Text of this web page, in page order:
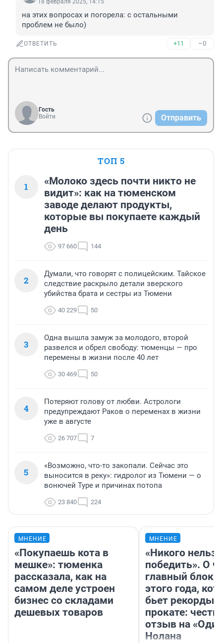
18 февраля 2025, 14:15
на этих вопросах и погорела: с остальными
проблем не было)
ОТВЕТИТЬ +11 –0
Гость
Войти
Отправить
ТОП 5
1
«Молоко здесь почти никто не
видит»: как на тюменском
заводе делают продукты,
которые вы покупаете каждый
день
97 660 144
2
Думали, что говорят с полицейским. Тайское
следствие раскрыло детали зверского
убийства брата и сестры из Тюмени
40 229 50
3
Одна вышла замуж за молодого, второй
развелся и обрел свободу: тюменцы — про
перемены в жизни после 40 лет
30 469 50
4
Потеряют голову от любви. Астрологи
предупреждают Раков о переменах в жизни
уже в августе
26 707 7
5
«Возможно, что-то закопали. Сейчас это
выносится в реку»: гидролог из Тюмени — о
вонючей Туре и причинах потопа
23 840 224
МНЕНИЕ
«Покупаешь кота в
мешке»: тюменка
рассказала, как на
самом деле устроен
бизнес со складами
дешевых товаров
МНЕНИЕ
«Никого нельзя
победить». О
главный
этого года,
бьет рекорды в
прокате:
отзыв на
Нолана